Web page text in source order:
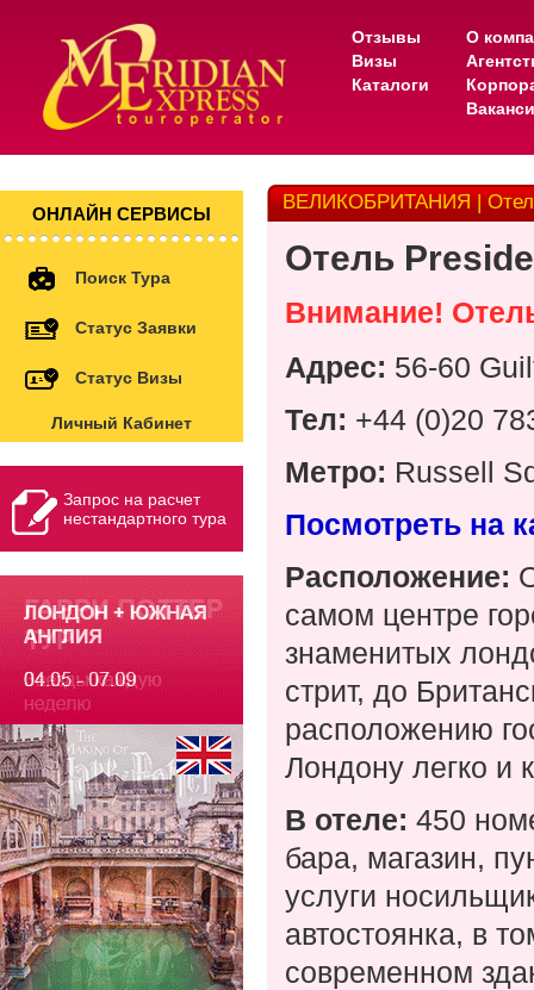
Отзывы
Визы
Каталоги
О
ОНЛАЙН СЕРВИСЫ
Поиск Тура
Статус Заявки
Статус Визы
Личный Кабинет
Запрос на расчет
нестандартного тура
ВЕЛИКОБРИТАНИЯ |
Отель
Внимание!
Адрес: 56-60
Тел: +44 (0)20
Метро: Russell
Посмотреть на
Расположение:
самом центре
знаменитых
стрит, до
расположению
Лондону легко и
В отеле: 450
бара, магазин,
услуги
автостоянка, в
современном